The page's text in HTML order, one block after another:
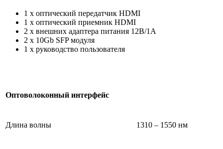
1 x оптический передатчик HDMI
1 x оптический приемник HDMI
2 x внешних адаптера питания 12В/1А
2 x 10Gb SFP модуля
1 x руководство пользователя
Оптоволоконный интерфейс
Длина волны 1310 – 1550 нм